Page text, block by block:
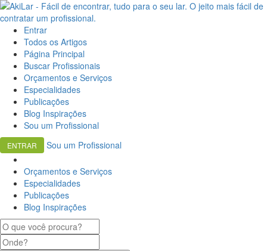
Entrar
Todos os Artigos
Página Principal
Buscar Profissionais
Orçamentos e Serviços
Especialidades
Publicações
Blog Inspirações
Sou um Profissional
ENTRAR Sou um Profissional
Orçamentos e Serviços
Especialidades
Publicações
Blog Inspirações